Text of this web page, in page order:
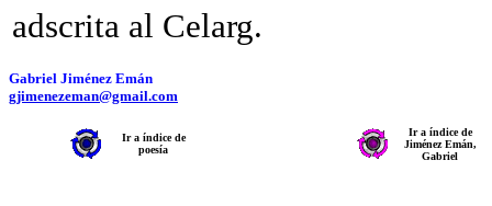
adscrita al Celarg.
Gabriel Jiménez Emán
gjimenezeman@gmail.com
Ir a índice de
poesía
Ir a índice de
Jiménez Emán,
Gabriel